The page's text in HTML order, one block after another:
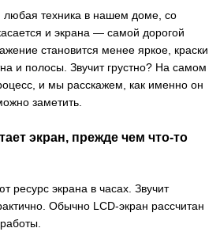
любая техника в нашем доме, со
и экрана — самой дорогой
становится менее яркое, краски
и полосы. Звучит грустно? На самом
и мы расскажем, как именно он
заметить.
экран, прежде чем что-то
ресурс экрана в часах. Звучит
Обычно LCD-экран рассчитан